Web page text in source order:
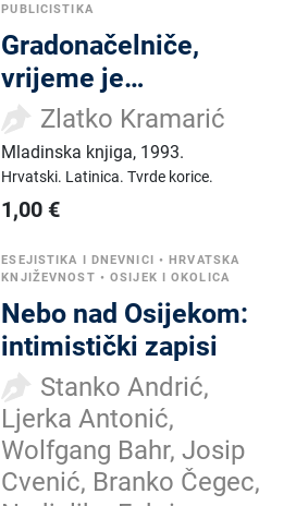
PUBLICISTIKA
Gradonačelniče,
vrijeme je…
Zlatko Kramarić
Mladinska knjiga, 1993.
Hrvatski. Latinica.Tvrde korice.
1,00 €
ESEJISTIKA I DNEVNICI •HRVATSKA
KNJIŽEVNOST •OSIJEK I OKOLICA
Nebo nad Osijekom:
intimistički zapisi
Stanko Andrić,
Ljerka Antonić,
Wolfgang Bahr, Josip
Cvenić, Branko Čegec,